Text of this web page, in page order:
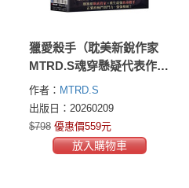
獵愛殺手（耽美新銳作家
MTRD.S魂穿懸疑代表作，
上下冊套書贈品版）
作者： MTRD.S
出版日：20260209
$798 優惠價559元
放入購物車